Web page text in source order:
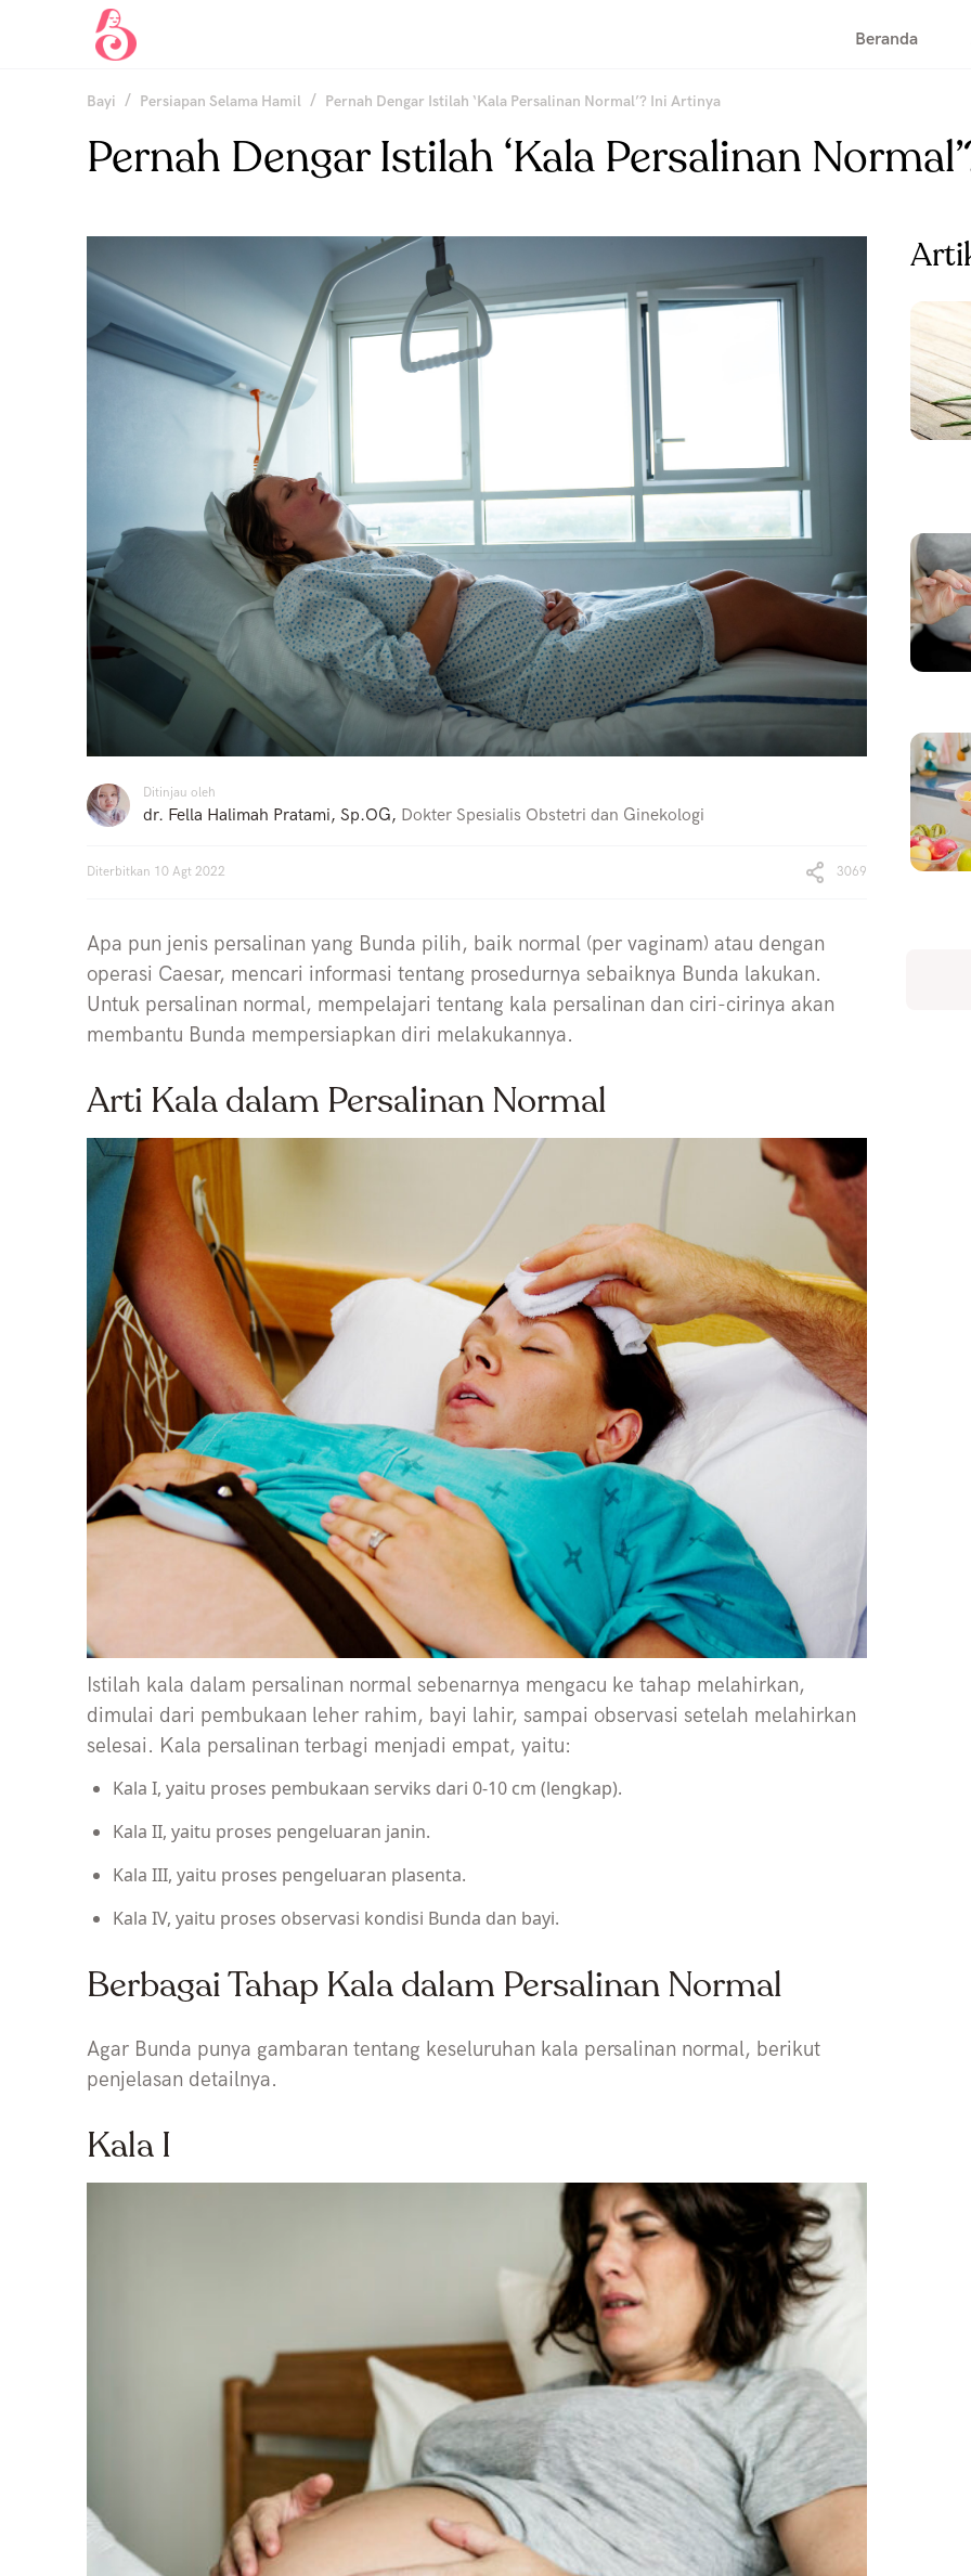
Beranda
Bayi / Persiapan Selama Hamil / Pernah Dengar Istilah ‘Kala Persalinan Normal’? Ini Artinya
Pernah Dengar Istilah ‘Kala Persalinan
Ditinjau oleh
dr. Fella Halimah Pratami, Sp.OG, Dokter Spesialis Obstetri dan Ginekologi
Diterbitkan 10 Agt 2022 3069
Apa pun jenis persalinan yang Bunda pilih, baik normal (per vaginam) atau dengan
operasi Caesar, mencari informasi tentang prosedurnya sebaiknya Bunda lakukan.
Untuk persalinan normal, mempelajari tentang kala persalinan dan ciri-cirinya akan
membantu Bunda mempersiapkan diri melakukannya.
Arti Kala dalam Persalinan Normal
Istilah kala dalam persalinan normal sebenarnya mengacu ke tahap melahirkan,
dimulai dari pembukaan leher rahim, bayi lahir, sampai observasi setelah melahirkan
selesai. Kala persalinan terbagi menjadi empat, yaitu:
Kala I, yaitu proses pembukaan serviks dari 0-10 cm (lengkap).
Kala II, yaitu proses pengeluaran janin.
Kala III, yaitu proses pengeluaran plasenta.
Kala IV, yaitu proses observasi kondisi Bunda dan bayi.
Berbagai Tahap Kala dalam Persalinan Normal
Agar Bunda punya gambaran tentang keseluruhan kala persalinan normal, berikut
penjelasan detailnya.
Kala I